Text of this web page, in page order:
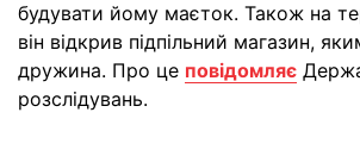
будувати йому маєток. Також на
він відкрив підпільний магазин,
дружина. Про це повідомляє
розслідувань.